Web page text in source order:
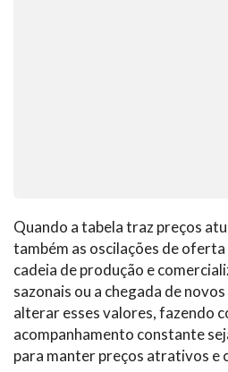
Quando a tabela traz preços
também as oscilações de
cadeia de produção e
sazonais ou a chegada de
alterar esses valores, fazendo
acompanhamento constante
para manter preços atrativos e